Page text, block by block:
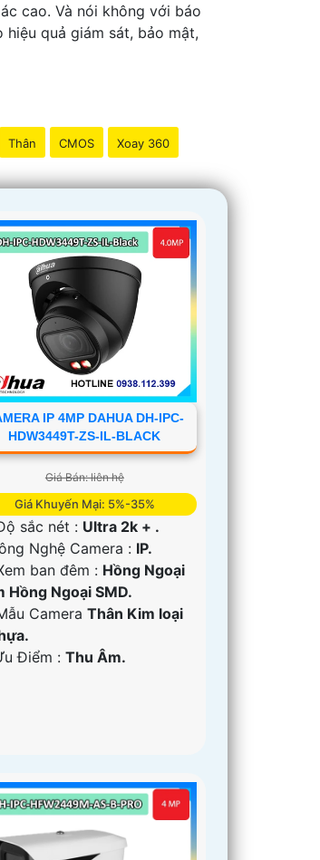
cao. Và nói không với báo
quả giám sát, bảo mật,
Thân CMOS Xoay 360
IP 4MP DAHUA DH-IPC-
HDW3449T-ZS-IL-BLACK
Giá Bán: liên hệ
Giá Khuyến Mại: 5%-35%
sắc nét : Ultra 2k + .
Nghệ Camera : IP.
ban đêm : Hồng Ngoại
Hồng Ngoại SMD.
CameraThân Kim loại
Điểm :Thu Âm.